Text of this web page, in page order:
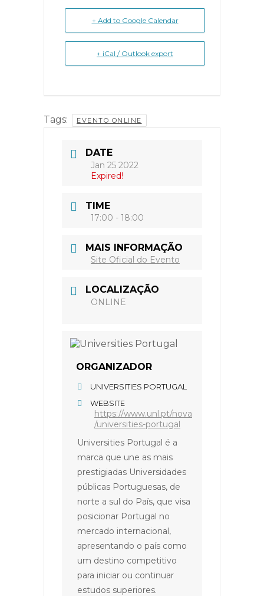
+ Add to Google Calendar
+ iCal / Outlook export
Tags: EVENTO ONLINE
DATE
Jan 25 2022
Expired!
TIME
17:00 - 18:00
MAIS INFORMAÇÃO
Site Oficial do Evento
LOCALIZAÇÃO
ONLINE
ORGANIZADOR
UNIVERSITIES PORTUGAL
WEBSITE
https://www.unl.pt/nova
/universities-portugal
Universities Portugal é a
marca que une as mais
prestigiadas Universidades
públicas Portuguesas, de
norte a sul do País, que visa
posicionar Portugal no
mercado internacional,
apresentando o país como
um destino competitivo
para iniciar ou continuar
estudos superiores.